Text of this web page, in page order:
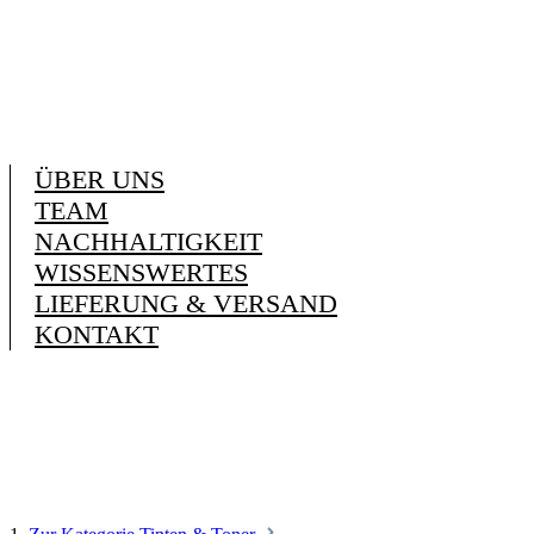
ÜBER UNS
TEAM
NACHHALTIGKEIT
WISSENSWERTES
LIEFERUNG & VERSAND
KONTAKT